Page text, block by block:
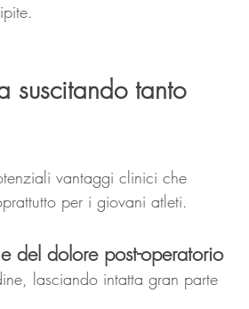
suscitando tanto
vantaggi clinici che
per i giovani atleti.
del dolore post-operatorio
lasciando intatta gran parte